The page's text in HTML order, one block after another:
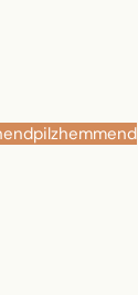
pilzhemmend